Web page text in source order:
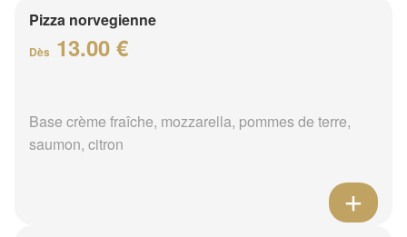
Pizza norvegienne
Dès 13.00 €
Base crème fraîche, mozzarella, pommes de terre,
saumon, citron